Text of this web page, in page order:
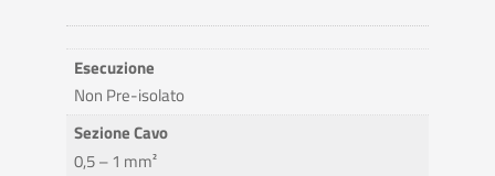
Esecuzione
Non Pre-isolato
Sezione Cavo
0,5 – 1 mm²